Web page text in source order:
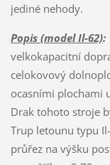
jediné nehody.
Popis (model Il-62):
velkokapacitní
celokovový
ocasními plochami
Drak tohoto stroje
Trup letounu typu
průřez na výšku